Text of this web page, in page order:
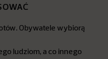
Obywatele wybiorą
ludziom, a co innego